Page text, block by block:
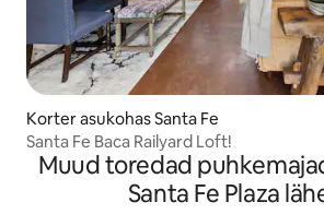
Korter asukohas Santa Fe
Santa Fe Baca Railyard Loft!
Muud toredad
Santa Fe Plaza